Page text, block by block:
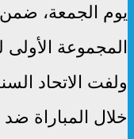
يوم الجمعة، ضمن
المجموعة الأولى
ولفت الاتحاد
خلال المباراة